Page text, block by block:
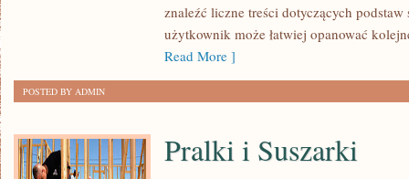
znaleźć liczne treści dotyczących
użytkownik może łatwiej opanować
Read More ]
POSTED BY ADMIN
Pralki i Suszarki